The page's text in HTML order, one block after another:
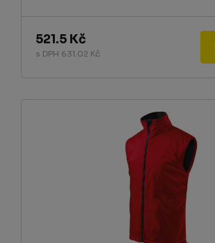
521.5 Kč
s DPH 631.02 Kč